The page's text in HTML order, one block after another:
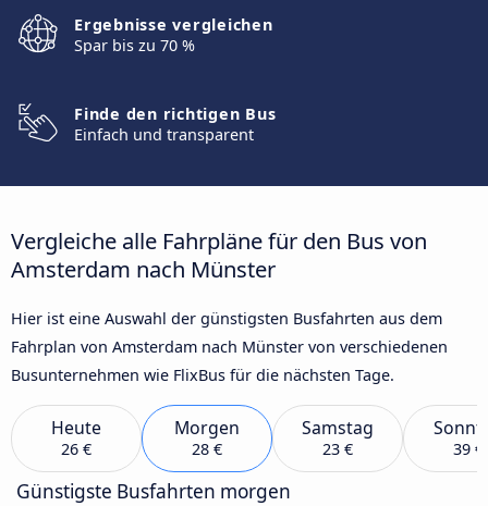
Ergebnisse vergleichen
Spar bis zu 70 %
Finde den richtigen Bus
Einfach und transparent
Vergleiche alle Fahrpläne für den Bus von
Amsterdam nach Münster
Hier ist eine Auswahl der günstigsten Busfahrten aus dem
Fahrplan von Amsterdam nach Münster von verschiedenen
Busunternehmen wie FlixBus für die nächsten Tage.
Heute
26 €
Morgen
28 €
Samstag
23 € 39 €
Günstigste Busfahrten morgen